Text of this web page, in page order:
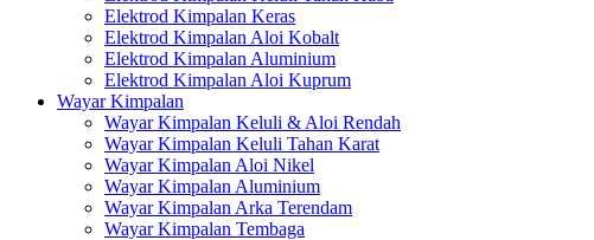
Elektrod Kimpalan Keras
Elektrod Kimpalan Aloi Kobalt
Elektrod Kimpalan Aluminium
Elektrod Kimpalan Aloi Kuprum
Wayar Kimpalan
Wayar Kimpalan Keluli & Aloi Rendah
Wayar Kimpalan Keluli Tahan Karat
Wayar Kimpalan Aloi Nikel
Wayar Kimpalan Aluminium
Wayar Kimpalan Arka Terendam
Wayar Kimpalan Tembaga